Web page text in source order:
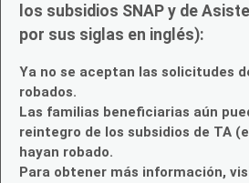
los subsidios SNAP y de
por sus siglas en inglés):
Ya no se aceptan las solicitudes
robados.
Las familias beneficiarias aún
reintegro de los subsidios de TA
hayan robado.
Para obtener más información,